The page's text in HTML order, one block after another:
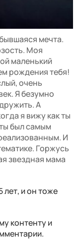
мечта.
Моя
маленький
рождения тебя!
очень
Я безумно
А
я вижу как ты
был самым
И
Горжусь
звездная мама
и он тоже
контенту и